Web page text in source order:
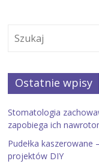
Ostatnie wpisy
Stomatologia
zapobiega ich
Pudełka kaszerowane
projektów DIY